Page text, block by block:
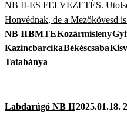
NB II-ES FELVEZETÉS.
Honvédnak, de a Mezőkövesd
NB IIBMTEKozármisleny
KazincbarcikaBékéscsaba
Tatabánya
Labdarúgó NB II2025.01.18.